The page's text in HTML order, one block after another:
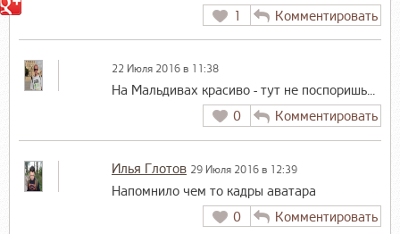
1
Комментировать
22 Июля 2016 в 11:38
На Мальдивах красиво - тут не поспоришь...
0
Комментировать
Илья Глотов 29 Июля 2016 в 12:39
Напомнило чем то кадры аватара
0
Комментировать